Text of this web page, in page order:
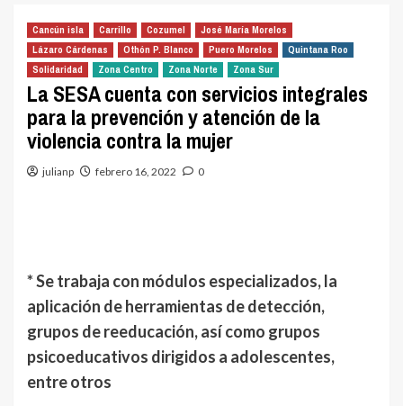
Cancún isla Carrillo Cozumel
José María Morelos
Lázaro Cárdenas
Othón P. Blanco Puero Morelos
Quintana Roo
Solidaridad
Zona Centro Zona Norte Zona Sur
La SESA cuenta con servicios integrales
para la prevención y atención de la
violencia contra la mujer
julianp febrero 16, 2022 0
* Se trabaja con módulos especializados, la
aplicación de herramientas de detección,
grupos de reeducación, así como grupos
psicoeducativos dirigidos a adolescentes,
entre otros